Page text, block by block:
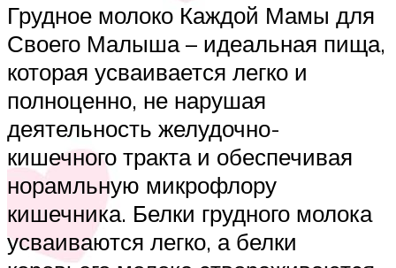
Грудное молоко Каждой Мамы для
Своего Малыша – идеальная пища,
которая усваивается легко и
полноценно, не нарушая
деятельность желудочно-
кишечного тракта и обеспечивая
норамльную микрофлору
кишечника. Белки грудного молока
усваиваются легко, а белки